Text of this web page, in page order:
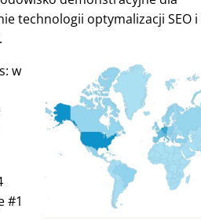
technologii optymalizacji SEO
w
#1